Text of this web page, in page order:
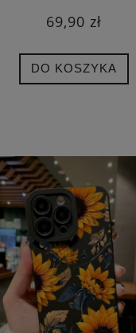
69,90 zł
DO KOSZYKA